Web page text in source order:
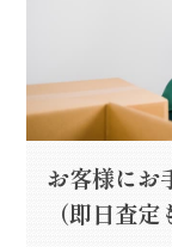
お客様にお
（即日査定